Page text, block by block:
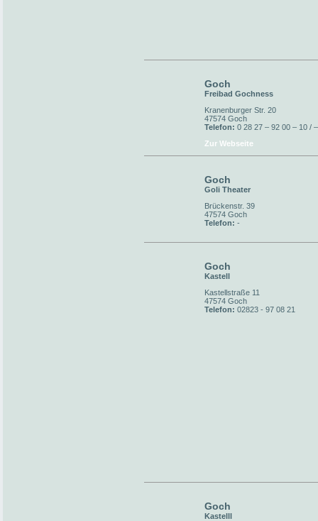
Goch
Freibad Gochness
Kranenburger Str. 20
47574 Goch
Telefon: 0 28 27 – 92 00 – 10 /
Zur Webseite
Goch
Goli Theater
Brückenstr. 39
47574 Goch
Telefon: -
Goch
Kastell
Kastellstraße 11
47574 Goch
Telefon: 02823 - 97 08 21
Goch
Kastelll